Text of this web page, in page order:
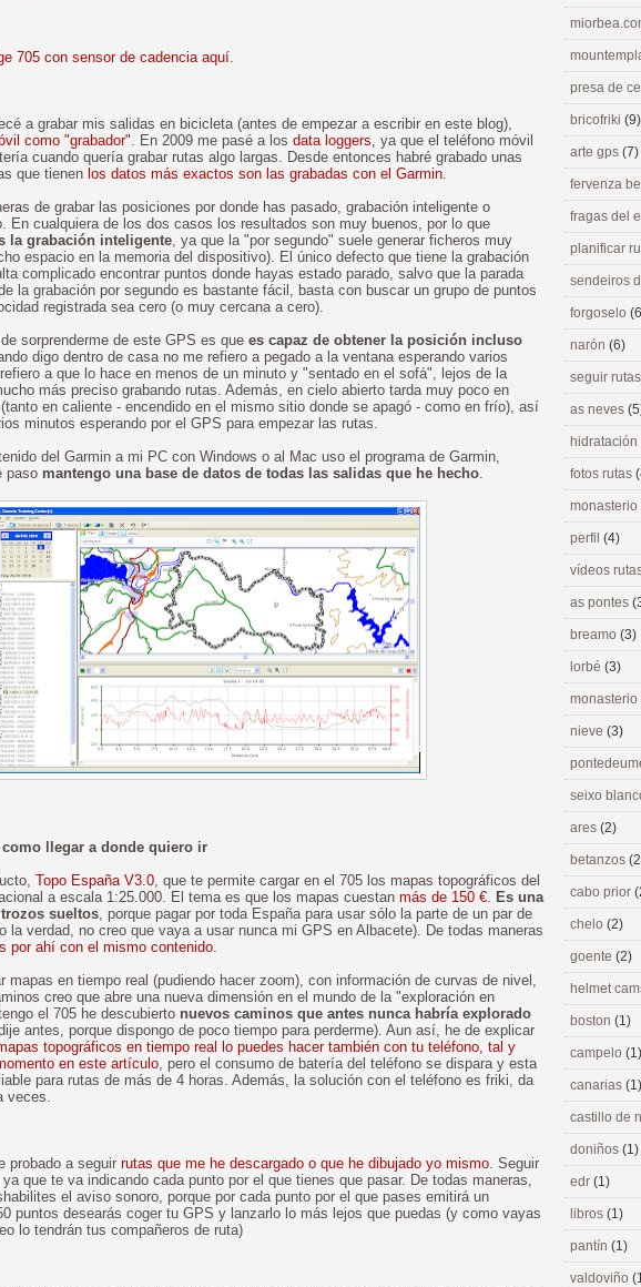
705 con sensor de cadencia aquí.
a grabar mis salidas en bicicleta (antes de empezar a escribir en este blog),
como "grabador". En 2009 me pasé a los data loggers, ya que el teléfono móvil
cuando quería grabar rutas algo largas. Desde entonces habré grabado unas
que tienen los datos más exactos son las grabadas con el Garmin.
de grabar las posiciones por donde has pasado, grabación inteligente o
En cualquiera de los dos casos los resultados son muy buenos, por lo que
la grabación inteligente, ya que la "por segundo" suele generar ficheros muy
espacio en la memoria del dispositivo). El único defecto que tiene la grabación
complicado encontrar puntos donde hayas estado parado, salvo que la parada
la grabación por segundo es bastante fácil, basta con buscar un grupo de puntos
registrada sea cero (o muy cercana a cero).
sorprenderme de este GPS es que es capaz de obtener la posición incluso
digo dentro de casa no me refiero a pegado a la ventana esperando varios
a que lo hace en menos de un minuto y "sentado en el sofá", lejos de la
más preciso grabando rutas. Además, en cielo abierto tarda muy poco en
en caliente - encendido en el mismo sitio donde se apagó - como en frío), así
minutos esperando por el GPS para empezar las rutas.
del Garmin a mi PC con Windows o al Mac uso el programa de Garmin,
paso mantengo una base de datos de todas las salidas que he hecho.
llegar a donde quiero ir
Topo España V3.0, que te permite cargar en el 705 los mapas topográficos del
a escala 1:25.000. El tema es que los mapas cuestan más de 150 €. Es una
sueltos, porque pagar por toda España para usar sólo la parte de un par de
la verdad, no creo que vaya a usar nunca mi GPS en Albacete). De todas maneras
por ahí con el mismo contenido.
mapas en tiempo real (pudiendo hacer zoom), con información de curvas de nivel,
creo que abre una nueva dimensión en el mundo de la "exploración en
el 705 he descubierto nuevos caminos que antes nunca habría explorado
antes, porque dispongo de poco tiempo para perderme). Aun así, he de explicar
topográficos en tiempo real lo puedes hacer también con tu teléfono, tal y
en este artículo, pero el consumo de batería del teléfono se dispara y esta
para rutas de más de 4 horas. Además, la solución con el teléfono es friki, da
veces.
probado a seguir rutas que me he descargado o que he dibujado yo mismo. Seguir
que te va indicando cada punto por el que tienes que pasar. De todas maneras,
el aviso sonoro, porque por cada punto por el que pases emitirá un
puntos desearás coger tu GPS y lanzarlo lo más lejos que puedas (y como vayas
lo tendrán tus compañeros de ruta)
presa de
bricofriki (9)
arte gps (7)
fervenza
fragas del
planificar
sendeiros
forgoselo
narón (6)
seguir
as neves
hidratación
fotos rutas
perfil (4)
vídeos
as pontes
breamo (3)
lorbé (3)
nieve (3)
seixo
ares (2)
betanzos
cabo prior
chelo (2)
goente (2)
helmet
boston (1)
campelo (1)
canarias (1)
castillo de
doniños (1)
edr (1)
libros (1)
pantín (1)
valdoviño